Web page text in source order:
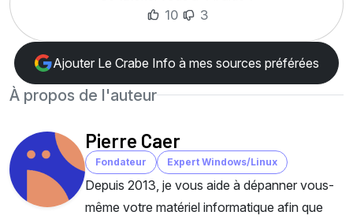
10
3
Ajouter Le Crabe Info à mes sources préférées
À propos de l'auteur
Pierre Caer
Fondateur Expert Windows/Linux
Depuis 2013, je vous aide à dépanner vous-
même votre matériel informatique afin que